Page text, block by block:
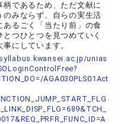
柄であるため、ただ文献に
のみならず、自らの実生活
あるごく「当たり前」の食
とつひとつを見つめていく
事にしています。
unias
AGA030PLS01Act